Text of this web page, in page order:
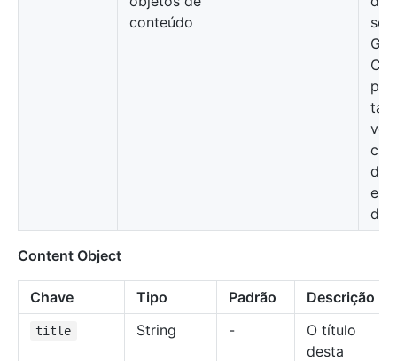
conteúdo
ver
em
de
Content Object
Chave Tipo Padrão Descrição
title String -
O título
desta